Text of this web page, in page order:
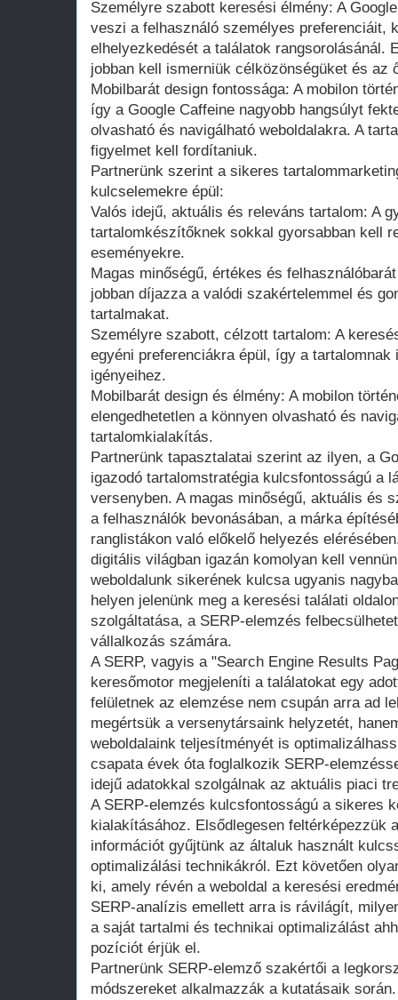
Személyre szabott keresési élmény: A
veszi a felhasználó személyes preferenciáit,
elhelyezkedését a találatok rangsorolásánál.
jobban kell ismerniük célközönségüket és az
Mobilbarát design fontossága: A mobilon
így a Google Caffeine nagyobb hangsúlyt
olvasható és navigálható weboldalakra. A
figyelmet kell fordítaniuk.
Partnerünk szerint a sikeres
kulcselemekre épül:
Valós idejű, aktuális és releváns tartalom: A
tartalomkészítőknek sokkal gyorsabban kell
eseményekre.
Magas minőségű, értékes és
jobban díjazza a valódi szakértelemmel és
tartalmakat.
Személyre szabott, célzott tartalom: A
egyéni preferenciákra épül, így a
igényeihez.
Mobilbarát design és élmény: A mobilon
elengedhetetlen a könnyen olvasható és
tartalomkialakítás.
Partnerünk tapasztalatai szerint az ilyen, a
igazodó tartalomstratégia kulcsfontosságú a
versenyben. A magas minőségű, aktuális és
a felhasználók bevonásában, a márka
ranglistákon való előkelő helyezés
digitális világban igazán komolyan kell
weboldalunk sikerének kulcsa ugyanis
helyen jelenünk meg a keresési találati
szolgáltatása, a SERP-elemzés
vállalkozás számára.
A SERP, vagyis a "Search Engine Results
keresőmotor megjeleníti a találatokat egy
felületnek az elemzése nem csupán arra ad
megértsük a versenytársaink helyzetét,
weboldalaink teljesítményét is
csapata évek óta foglalkozik SERP-
idejű adatokkal szolgálnak az aktuális piaci
A SERP-elemzés kulcsfontosságú a sikeres
kialakításához. Elsődlegesen feltérképezzük
információt gyűjtünk az általuk használt
optimalizálási technikákról. Ezt követően
ki, amely révén a weboldal a keresési
SERP-analízis emellett arra is rávilágít,
a saját tartalmi és technikai optimalizálást
pozíciót érjük el.
Partnerünk SERP-elemző szakértői a
módszereket alkalmazzák a kutatásaik